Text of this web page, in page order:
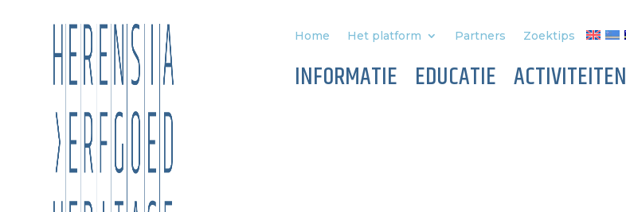
Home Het platform Partners Zoektips
INFORMATIE EDUCATIE ACTIVITEITEN